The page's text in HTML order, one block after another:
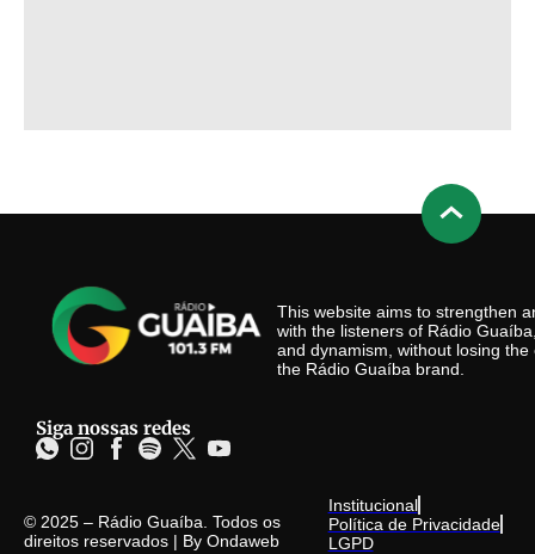
This website aims to strengthen
with the listeners of Rádio
and dynamism, without losing
the Rádio Guaíba brand.
Siga nossas redes
© 2025 – Rádio Guaíba. Todos os
direitos reservados | By Ondaweb
Institucional
Política de Privacidade
LGPD